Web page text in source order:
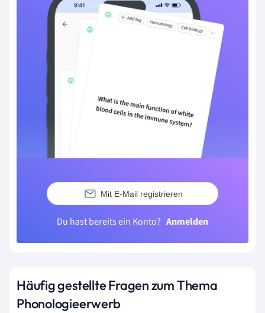
Mit E-Mail registrieren
Du hast bereits ein Konto? Anmelden
Häufig gestellte Fragen zum Thema
Phonologieerwerb